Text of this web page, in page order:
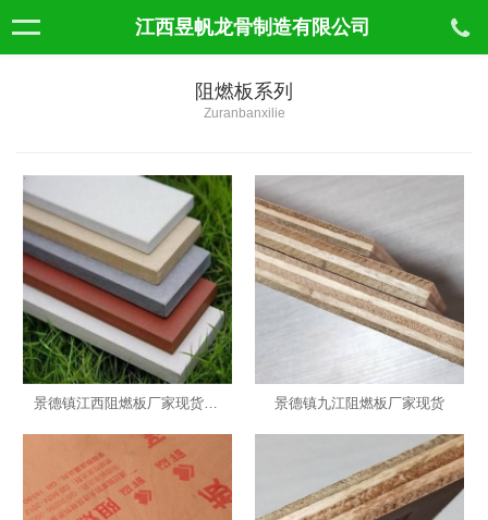
江西昱帆龙骨制造有限公司
阻燃板系列
Zuranbanxilie
景德镇九江阻燃板厂家现货